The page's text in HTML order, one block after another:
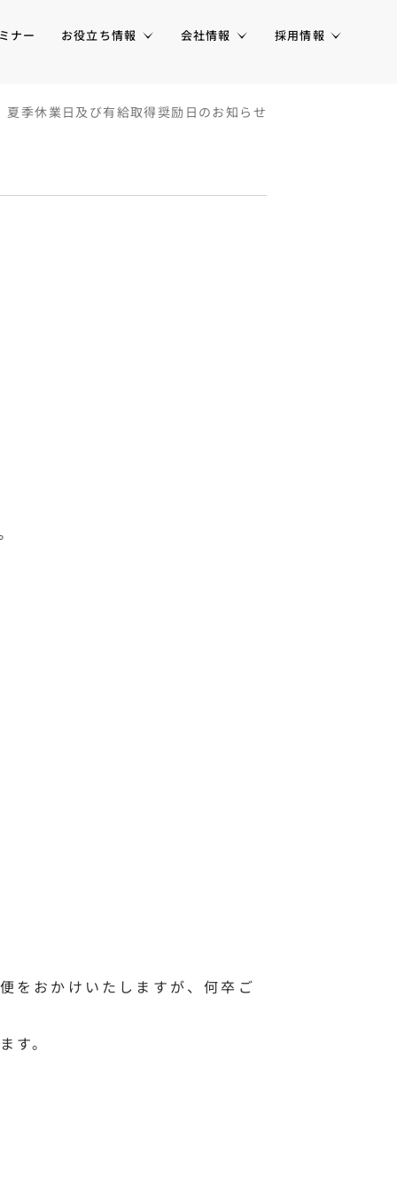
ナー お役立ち情報 会社情報 採用情報
夏季休業日及び有給取得奨励日のお知らせ
をおかけいたしますが、何卒ご
す。